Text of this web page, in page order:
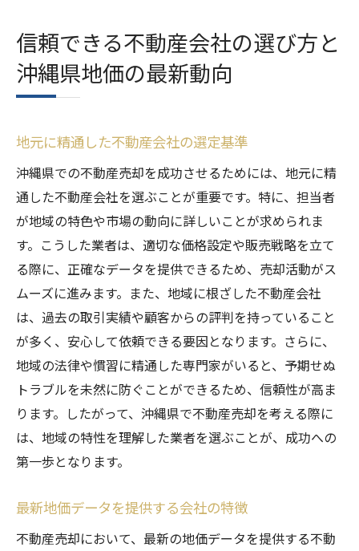
信頼できる不動産会社の選び方と
沖縄県地価の最新動向
地元に精通した不動産会社の選定基準
沖縄県での不動産売却を成功させるためには、地元に精
通した不動産会社を選ぶことが重要です。特に、担当者
が地域の特色や市場の動向に詳しいことが求められま
す。こうした業者は、適切な価格設定や販売戦略を立て
る際に、正確なデータを提供できるため、売却活動がス
ムーズに進みます。また、地域に根ざした不動産会社
は、過去の取引実績や顧客からの評判を持っていること
が多く、安心して依頼できる要因となります。さらに、
地域の法律や慣習に精通した専門家がいると、予期せぬ
トラブルを未然に防ぐことができるため、信頼性が高ま
ります。したがって、沖縄県で不動産売却を考える際に
は、地域の特性を理解した業者を選ぶことが、成功への
第一歩となります。
最新地価データを提供する会社の特徴
不動産売却において、最新の地価データを提供する不動